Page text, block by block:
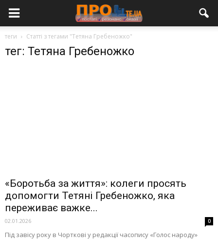
теги Статті з тегами "Тетяна Гребеножко"
тег: Тетяна Гребеножко
«Боротьба за життя»: колеги просять
допомогти Тетяні Гребеножко, яка
переживає важке...
02.01.2026 0
Під завісу року в Чорткові у редакції часопису «Голос народу»